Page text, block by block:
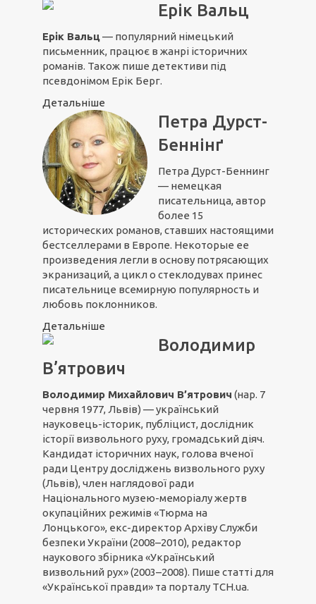
Ерік Вальц
Ерік Вальц— популярний німецький
письменник, працює в жанрі історичних
романів. Також пише детективи під
псевдонімом Ерік Берг.
Детальніше
Петра Дурст-
Беннінґ
Петра Дурст-Беннинг
— немецкая
писательница, автор
более 15
исторических романов, ставших настоящими
бестселлерами в Европе. Некоторые ее
произведения легли в основу потрясающих
экранизаций, а цикл о стеклодувах принес
писательнице всемирную популярность и
любовь поклонников.
Детальніше
Володимир
В’ятрович
Володимир Михайлович В’ятрович (нар. 7
червня 1977, Львів) — український
науковець-історик, публіцист, дослідник
історії визвольного руху, громадський діяч.
Кандидат історичних наук, голова вченої
ради Центру досліджень визвольного руху
(Львів), член наглядової ради
Національного музею-меморіалу жертв
окупаційних режимів «Тюрма на
Лонцького», екс-директор Архіву Служби
безпеки України (2008–2010), редактор
наукового збірника «Український
визвольний рух» (2003–2008). Пише статті для
«Української правди» та порталу ТСН.ua.